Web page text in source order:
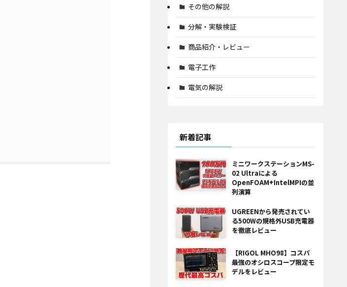
その他の解説
分解・実験検証
商品紹介・レビュー
電子工作
電気の解説
新着記事
ミニワークステーションMS-
02 Ultraによる
OpenFOAM+IntelMPIの並
列演算
UGREENから発売されてい
る500Wの規格外USB充電器
を徹底レビュー
【RIGOL MHO98】コスパ
最強のオシロスコープ限定モ
デルをレビュー